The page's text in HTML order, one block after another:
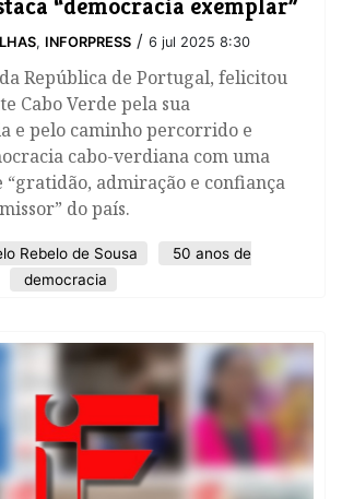
, INFORPRESS / 6 jul 2025 8:30
República de Portugal, felicitou
Cabo Verde pela sua
e pelo caminho percorrido e
cabo-verdiana com uma
“gratidão, admiração e confiança
do país.
Rebelo de Sousa
50 anos de
democracia